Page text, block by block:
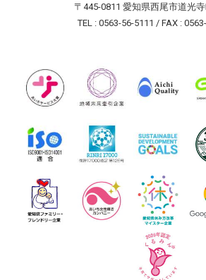
〒445-0811 愛知県西尾市道光
TEL : 0563-56-5111 / FAX :